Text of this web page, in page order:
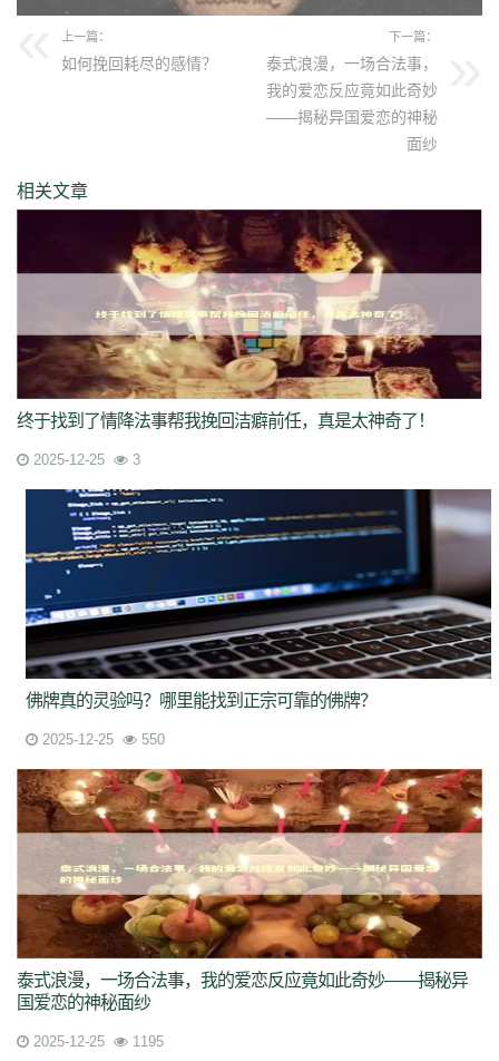
上一篇：
如何挽回耗尽的感情？
下一篇：
泰式浪漫，一场合法事，
我的爱恋反应竟如此奇妙
——揭秘异国爱恋的神秘
面纱
相关文章
终于找到了情降法事帮我挽回洁癖前任，真是太神奇了！
2025-12-25 3
佛牌真的灵验吗？哪里能找到正宗可靠的佛牌？
2025-12-25 550
泰式浪漫，一场合法事，我的爱恋反应竟如此奇妙——揭秘异
国爱恋的神秘面纱
2025-12-25 1195